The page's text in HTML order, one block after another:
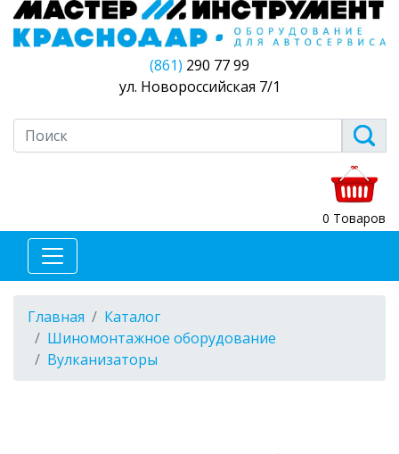
(861) 290 77 99
ул. Новороссийская 7/1
0 Товаров
Главная
Каталог
Шиномонтажное оборудование
Вулканизаторы